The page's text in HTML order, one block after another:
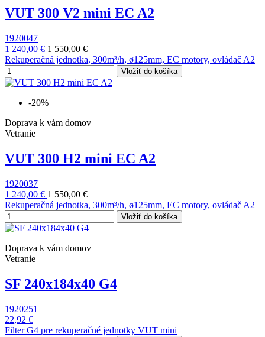
VUT 300 V2 mini EC A2
1920047
1 240,00 € 1 550,00 €
Rekuperačná jednotka, 300m³/h, ø125mm, EC motory, ovládač A2
Vložiť do košíka
-20%
Doprava k vám domov
Vetranie
VUT 300 H2 mini EC A2
1920037
1 240,00 € 1 550,00 €
Rekuperačná jednotka, 300m³/h, ø125mm, EC motory, ovládač A2
Vložiť do košíka
Doprava k vám domov
Vetranie
SF 240x184x40 G4
1920251
22,92 €
Filter G4 pre rekuperačné jednotky VUT mini